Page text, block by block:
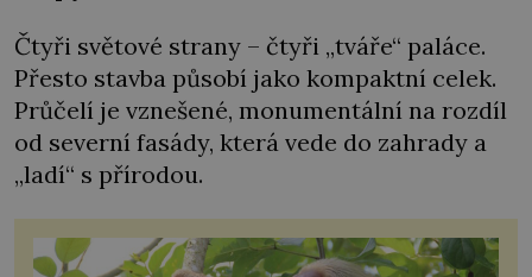
Čtyři světové strany – čtyři „tváře“ paláce.
Přesto stavba působí jako kompaktní celek.
Průčelí je vznešené, monumentální na rozdíl
od severní fasády, která vede do zahrady a
„ladí“ s přírodou.